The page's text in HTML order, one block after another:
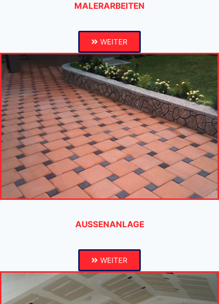
MALERARBEITEN
WEITER
AUSSENANLAGE
WEITER